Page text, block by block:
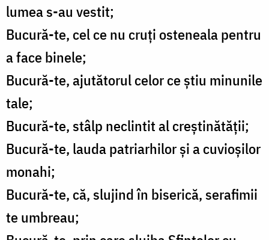
lumea s-au vestit;
Bucură-te, cel ce nu cruți osteneala pentru
a face binele;
Bucură-te, ajutătorul celor ce știu minunile
tale;
Bucură-te, stâlp neclintit al creștinătății;
Bucură-te, lauda patriarhilor și a cuvioșilor
monahi;
Bucură-te, că, slujind în biserică, serafimii
te umbreau;